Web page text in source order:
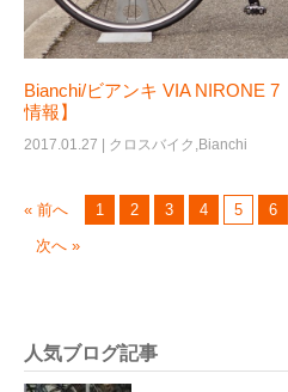
Bianchi/ビアンキ VIA NIRONE
情報】
2017.01.27 | クロスバイク ,Bianchi
« 前へ 1 2 3 4 5 6
次へ »
人気ブログ記事